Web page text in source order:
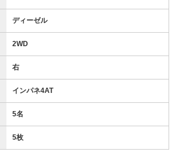
ディーゼル
2WD
右
インパネ4AT
5名
5枚